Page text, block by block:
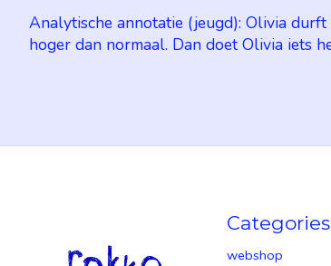
Analytische annotatie (jeugd): Olivia
hoger dan normaal. Dan doet Olivia iets
Categories
webshop